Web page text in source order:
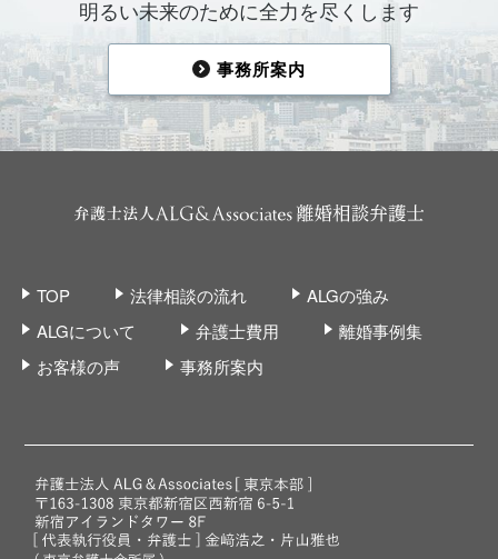
明るい未来のために全力を尽くします
事務所案内
TOP 法律相談の流れ
ALGの強み
ALGについて
弁護士費用
離婚事例集
お客様の声
事務所案内